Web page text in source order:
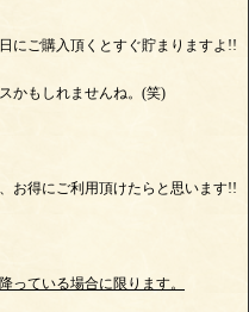
にご購入頂くとすぐ貯まりますよ!!
かもしれませんね。(笑)
お得にご利用頂けたらと思います!!
っている場合に限ります。